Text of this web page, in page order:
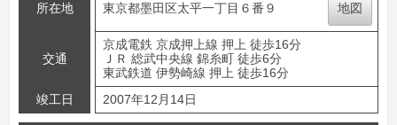
所在地 東京都墨田区太平一丁目６番９ 地図
交通
京成電鉄 京成押上線 押上 徒歩16分
ＪＲ 総武中央線 錦糸町 徒歩6分
東武鉄道 伊勢崎線 押上 徒歩16分
竣工日
2007年12月14日